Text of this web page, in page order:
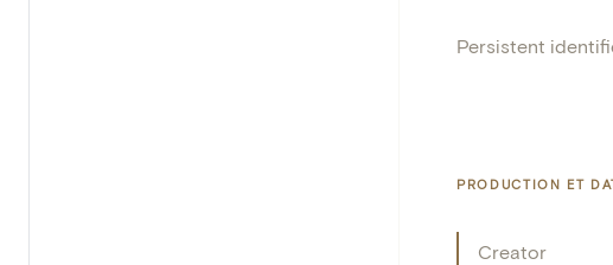
Persistent
PRODUCTION ET
Creator